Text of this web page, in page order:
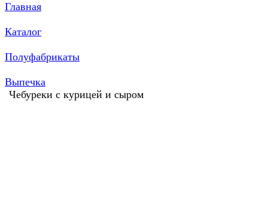
Главная
Каталог
Полуфабрикаты
Выпечка
Чебуреки с курицей и сыром